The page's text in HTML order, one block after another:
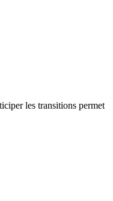
les transitions permet